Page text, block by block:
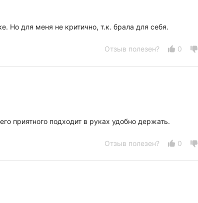
Но для меня не критично, т.к. брала для себя.
Отзыв полезен? 0
приятного подходит в руках удобно держать.
Отзыв полезен? 0